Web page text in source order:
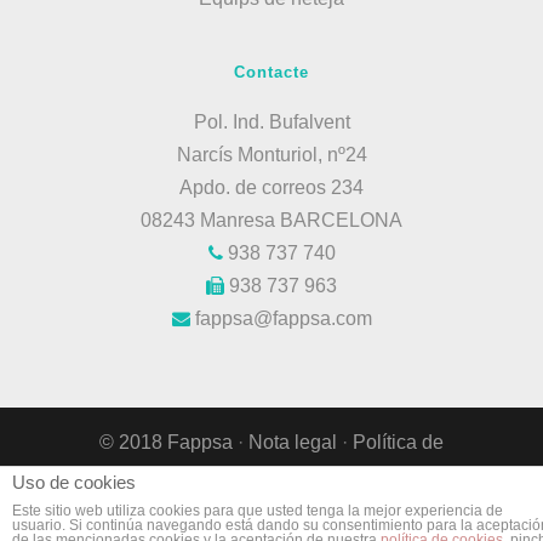
Contacte
Pol. Ind. Bufalvent
Narcís Monturiol, nº24
Apdo. de correos 234
08243 Manresa BARCELONA
938 737 740
938 737 963
fappsa@fappsa.com
© 2018 Fappsa · Nota legal · Política de
privacitat
developed by Fast Digital WS.
Uso de cookies
Este sitio web utiliza cookies para que usted tenga la mejor experiencia de
usuario. Si continúa navegando está dando su consentimiento para la